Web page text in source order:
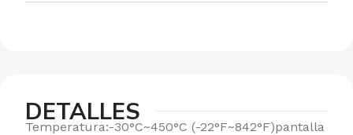
DETALLES
Temperatura:-30°C~450°C (-22°F~842°F)pantalla